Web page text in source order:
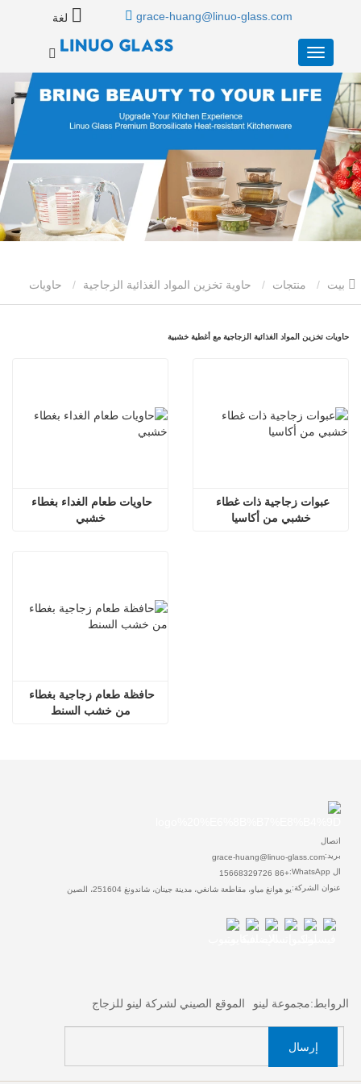
grace-huang@linuo-glass.com لغة
منتجات حاوية تخزين المواد الغذائية الزجاجية حاويات
حاويات تخزين المواد الغذائية الزجاجية مع أغطية خشبية
خشبي
خشبي من أكاسيا
من خشب السنط
اتصال
بريد:grace-huang@linuo-glass.com
ال WhatsApp:
+86 15668329726
عنوان الشركة:يو هوانغ مياو، مقاطعة شانغي، مدينة جينان، شاندونغ 251604، الصين
الروابط:مجموعة لينو الموقع الصيني لشركة لينو للزجاج
إرسال